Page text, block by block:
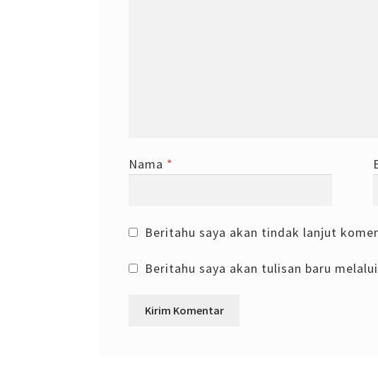
Nama *
Beritahu saya akan tindak lanjut
Beritahu saya akan tulisan baru